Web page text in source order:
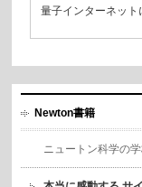
量子インターネッ
Newton書籍
ニュートン科学の